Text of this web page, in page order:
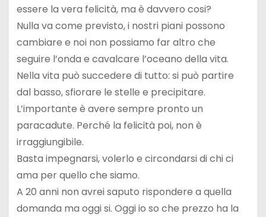
essere la vera felicità, ma è davvero cosi?
Nulla va come previsto, i nostri piani possono
cambiare e noi non possiamo far altro che
seguire l’onda e cavalcare l’oceano della vita.
Nella vita può succedere di tutto: si può partire
dal basso, sfiorare le stelle e precipitare.
L’importante è avere sempre pronto un
paracadute. Perché la felicità poi, non è
irraggiungibile.
Basta impegnarsi, volerlo e circondarsi di chi ci
ama per quello che siamo.
A 20 anni non avrei saputo rispondere a quella
domanda ma oggi si. Oggi io so che prezzo ha la